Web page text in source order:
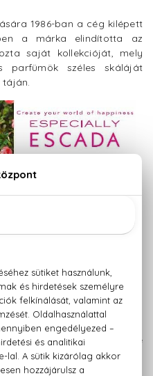
1986-ban a cég kilépett
a márka elindította az
saját kollekcióját, mely
parfümök széles skáláját
táján.
a feltűnő, élénk színek - a
AzEspecially
pompázik. A parfüm
Az illatot a játékos,
- megfogant benne
pozitív rezgéseket és
illat népszerűsítésére a